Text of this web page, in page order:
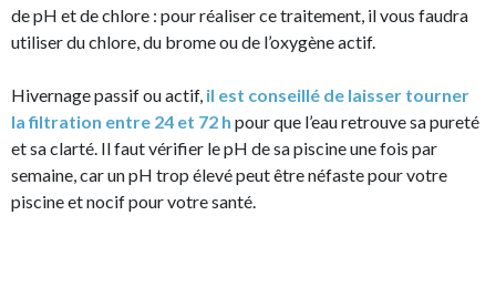
de pH et de chlore : pour réaliser ce traitement, il vous faudra
utiliser du chlore, du brome ou de l’oxygène actif.
Hivernage passif ou actif, il est conseillé de laisser tourner
la filtration entre 24 et 72 h pour que l’eau retrouve sa pureté
et sa clarté. Il faut vérifier le pH de sa piscine une fois par
semaine, car un pH trop élevé peut être néfaste pour votre
piscine et nocif pour votre santé.